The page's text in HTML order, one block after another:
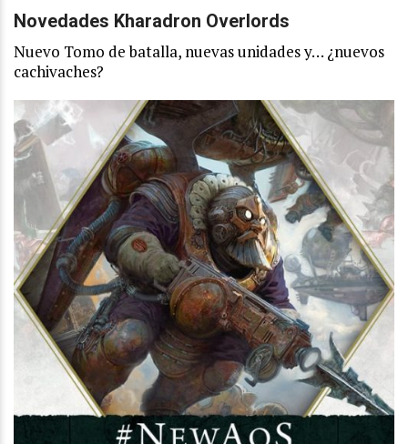
Novedades Kharadron Overlords
Nuevo Tomo de batalla, nuevas unidades y… ¿nuevos
cachivaches?